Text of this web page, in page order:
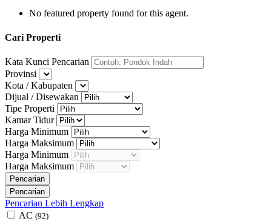
No featured property found for this agent.
Cari Properti
Kata Kunci Pencarian
Provinsi
Kota / Kabupaten
Dijual / Disewakan
Tipe Properti
Kamar Tidur
Harga Minimum
Harga Maksimum
Harga Minimum
Harga Maksimum
Pencarian Lebih Lengkap
AC (92)